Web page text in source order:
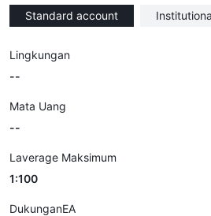
Standard account
Lingkungan
--
Mata Uang
--
Laverage Maksimum
1:100
DukunganEA